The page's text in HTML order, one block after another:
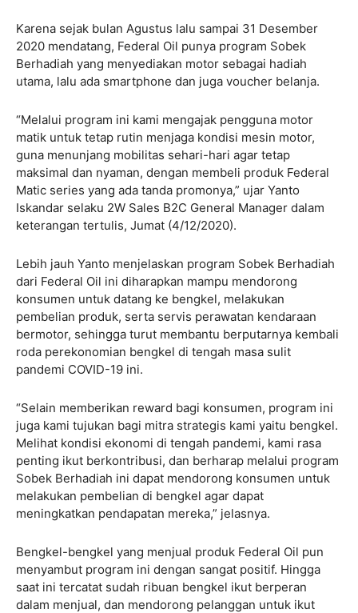
Karena sejak bulan Agustus lalu sampai 31 Desember
2020 mendatang, Federal Oil punya program Sobek
Berhadiah yang menyediakan motor sebagai hadiah
utama, lalu ada smartphone dan juga voucher belanja.
“Melalui program ini kami mengajak pengguna motor
matik untuk tetap rutin menjaga kondisi mesin motor,
guna menunjang mobilitas sehari-hari agar tetap
maksimal dan nyaman, dengan membeli produk Federal
Matic series yang ada tanda promonya,” ujar Yanto
Iskandar selaku 2W Sales B2C General Manager dalam
keterangan tertulis, Jumat (4/12/2020).
Lebih jauh Yanto menjelaskan program Sobek Berhadiah
dari Federal Oil ini diharapkan mampu mendorong
konsumen untuk datang ke bengkel, melakukan
pembelian produk, serta servis perawatan kendaraan
bermotor, sehingga turut membantu berputarnya kembali
roda perekonomian bengkel di tengah masa sulit
pandemi COVID-19 ini.
“Selain memberikan reward bagi konsumen, program ini
juga kami tujukan bagi mitra strategis kami yaitu bengkel.
Melihat kondisi ekonomi di tengah pandemi, kami rasa
penting ikut berkontribusi, dan berharap melalui program
Sobek Berhadiah ini dapat mendorong konsumen untuk
melakukan pembelian di bengkel agar dapat
meningkatkan pendapatan mereka,” jelasnya.
Bengkel-bengkel yang menjual produk Federal Oil pun
menyambut program ini dengan sangat positif. Hingga
saat ini tercatat sudah ribuan bengkel ikut berperan
dalam menjual, dan mendorong pelanggan untuk ikut